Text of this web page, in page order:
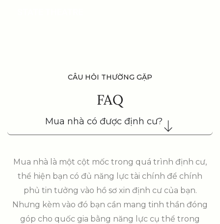
CÂU HỎI THƯỜNG GẶP
FAQ
Mua nhà có được định cư?
Mua nhà là một cột mốc trong quá trình định cư,
thể hiện bạn có đủ năng lực tài chính để chính
phủ tin tưởng vào hồ sơ xin định cư của bạn.
Nhưng kèm vào đó bạn cần mang tinh thần đóng
góp cho quốc gia bằng năng lực cụ thể trong